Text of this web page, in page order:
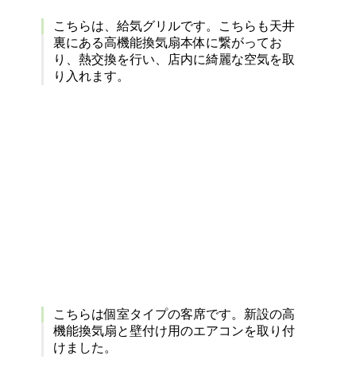
こちらは、給気グリルです。こちらも天井
裏にある高機能換気扇本体に繋がってお
り、熱交換を行い、店内に綺麗な空気を取
り入れます。
こちらは個室タイプの客席です。新設の高
機能換気扇と壁付け用のエアコンを取り付
けました。